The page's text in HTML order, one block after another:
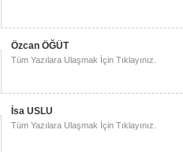
Özcan ÖĞÜT
Tüm Yazılara Ulaşmak İçin Tıklayınız.
İsa USLU
Tüm Yazılara Ulaşmak İçin Tıklayınız.